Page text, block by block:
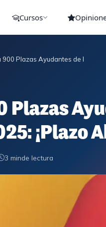
Cursos
Plazas Ayudantes de
Plazas
¡Plazo
3 minde lectura